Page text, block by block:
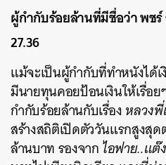
ผู้กำกับร้อยล้านที่มีชื่อว่า พช
27.36
แม้จะเป็นผู้กำกับที่ทำหนังได้
มีนายทุนคอยป้อนเงินให้เรื่อ
กำกับร้อยล้านกับเรื่องหลวง
สร้างสถิติเปิดตัววันแรกสูงสุ
ล้านบาท รองจากไอฟาย..แต๊